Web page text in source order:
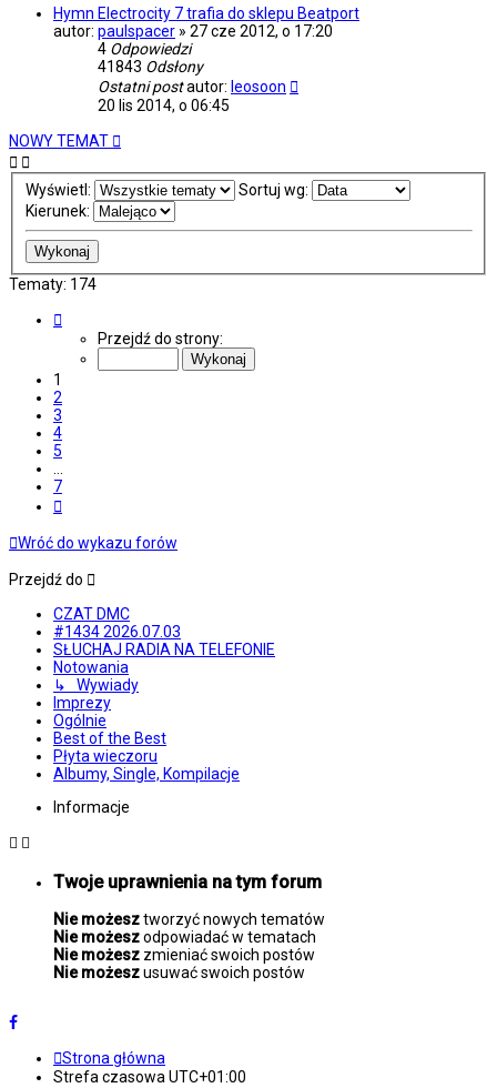
Hymn Electrocity 7 trafia do sklepu Beatport
autor: paulspacer » 27 cze 2012, o 17:20
4 Odpowiedzi
41843 Odsłony
Ostatni postautor: leosoon
20 lis 2014, o 06:45
NOWY TEMAT
Wyświetl:
Sortuj wg:
Kierunek:
Tematy: 174
Przejdź do strony:
1
2
3
4
5
7
Wróć do wykazu forów
Przejdź do
CZAT DMC
#1434 2026.07.03
SŁUCHAJ RADIA NA TELEFONIE
Notowania
↳ Wywiady
Imprezy
Ogólnie
Best of the Best
Płyta wieczoru
Albumy, Single, Kompilacje
Informacje
Twoje uprawnienia na tym forum
Nie możesztworzyć nowych tematów
Nie możeszodpowiadać w tematach
Nie możesz zmieniać swoich postów
Nie możeszusuwać swoich postów
Strona główna
Strefa czasowa UTC+01:00